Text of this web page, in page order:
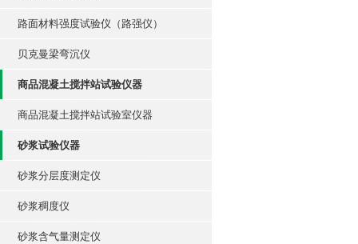
路面材料强度试验仪（路强仪）
贝克曼梁弯沉仪
商品混凝土搅拌站试验仪器
商品混凝土搅拌站试验室仪器
砂浆试验仪器
砂浆分层度测定仪
砂浆稠度仪
砂浆含气量测定仪